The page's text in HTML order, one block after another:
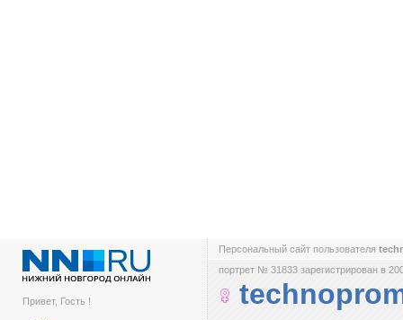
Привет, Гость !
Персональный сайт пользователя
портрет № 31833 зарегистрирован в